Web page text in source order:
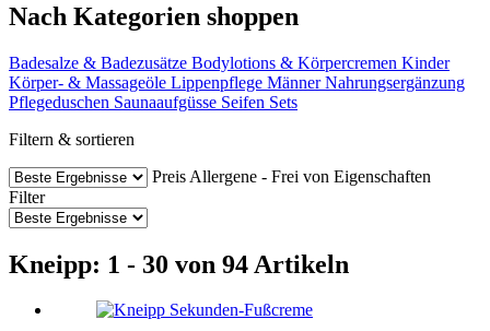
Nach Kategorien shoppen
Badesalze & Badezusätze Bodylotions & Körpercremen Kinder
Körper- & Massageöle Lippenpflege Männer Nahrungsergänzung
Pflegeduschen Saunaaufgüsse Seifen Sets
Filtern & sortieren
Preis Allergene - Frei von Eigenschaften
Filter
Kneipp: 1 - 30 von 94 Artikeln